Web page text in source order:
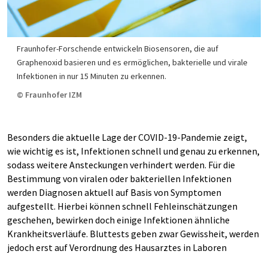
Fraunhofer-Forschende entwickeln Biosensoren, die auf
Graphenoxid basieren und es ermöglichen, bakterielle und virale
Infektionen in nur 15 Minuten zu erkennen.
© Fraunhofer IZM
Besonders die aktuelle Lage der COVID-19-Pandemie zeigt,
wie wichtig es ist, Infektionen schnell und genau zu erkennen,
sodass weitere Ansteckungen verhindert werden. Für die
Bestimmung von viralen oder bakteriellen Infektionen
werden Diagnosen aktuell auf Basis von Symptomen
aufgestellt. Hierbei können schnell Fehleinschätzungen
geschehen, bewirken doch einige Infektionen ähnliche
Krankheitsverläufe. Bluttests geben zwar Gewissheit, werden
jedoch erst auf Verordnung des Hausarztes in Laboren